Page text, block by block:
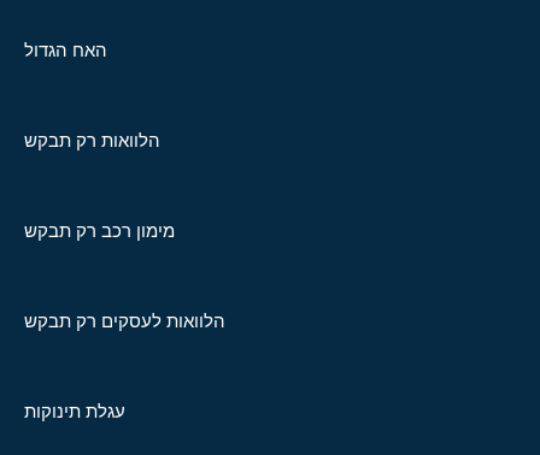
האח הגדול
הלוואות רק תבקש
מימון רכב רק תבקש
הלוואות לעסקים רק תבקש
עגלת תינוקות